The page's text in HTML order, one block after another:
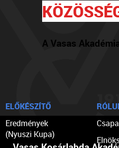
A Vasas
ELŐKÉSZÍTŐ
Eredmények
(Nyuszi Kupa)